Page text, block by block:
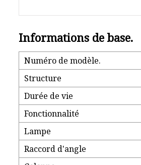
Informations de base.
Numéro de modèle.
Structure
Durée de vie
Fonctionnalité
Lampe
Raccord d'angle